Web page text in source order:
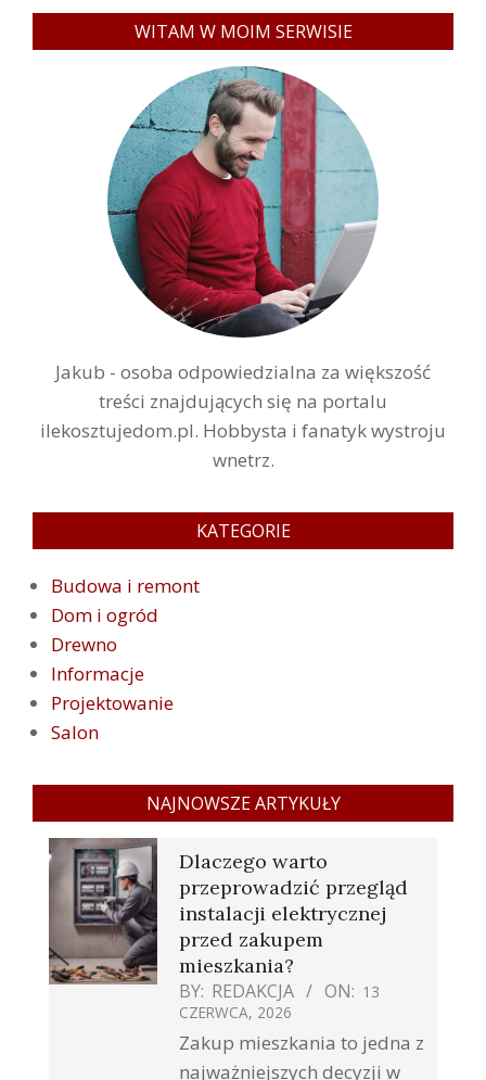
WITAM W MOIM SERWISIE
Jakub - osoba odpowiedzialna za większość
treści znajdujących się na portalu
ilekosztujedom.pl. Hobbysta i fanatyk wystroju
wnetrz.
KATEGORIE
Budowa i remont
Dom i ogród
Drewno
Informacje
Projektowanie
Salon
NAJNOWSZE ARTYKUŁY
Dlaczego warto
przeprowadzić przegląd
instalacji elektrycznej
przed zakupem
mieszkania?
BY: REDAKCJA ON: 13
CZERWCA, 2026
Zakup mieszkania to jedna z
najważniejszych decyzji w